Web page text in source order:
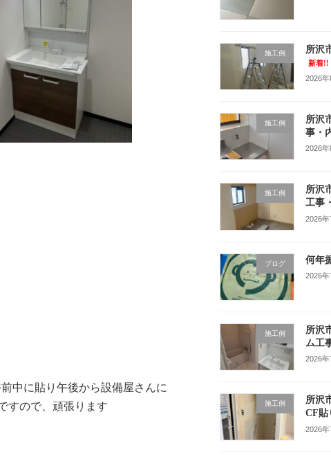
中に貼り午後から設備屋さんに
すので、頑張ります
施工例 所沢
新着!!
2026年
施工例
所沢
事・
2026年
施工例
所沢
工事
2026年
ブログ 何年
2026年
施工例
所沢
ム工
2026年
施工例
所沢
CF貼
2026年